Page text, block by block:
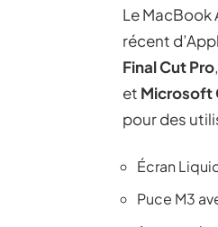
Le MacBook
récent
Final Cut Pro,
et Microsoft
pour des
Écran
Puce M3